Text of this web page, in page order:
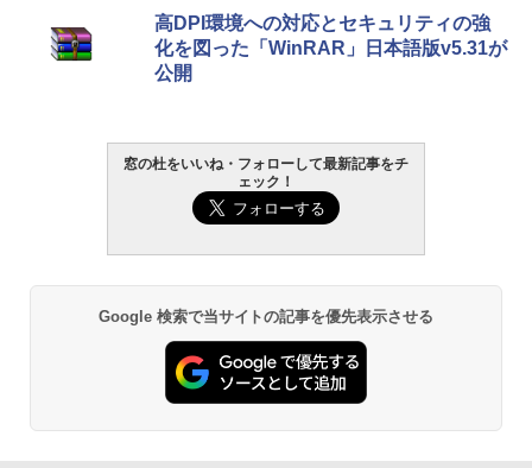
週間持続バッテリー、広告なし、ブラッ
ク
Amazon Kindle - 目に優しい、かさばら
ない、大きな画面で読みやすい、6週間持
続バッテリー、6インチディスプレイ電子
書籍リーダー、ブラック、16GB、広告な
し
ション (32GB) 7インチディスプレイ、明
るさ自動調整、色調調節ライト、12週間
持続バッテリー、広告なし、メタリック
高DPI環境への対応とセキュリティの強
化を図った「WinRAR」日本語版v5.31が
公開
窓の杜をいいね・フォローして最新記事をチ
ェック！
Google 検索で当サイトの記事を優先表示させる